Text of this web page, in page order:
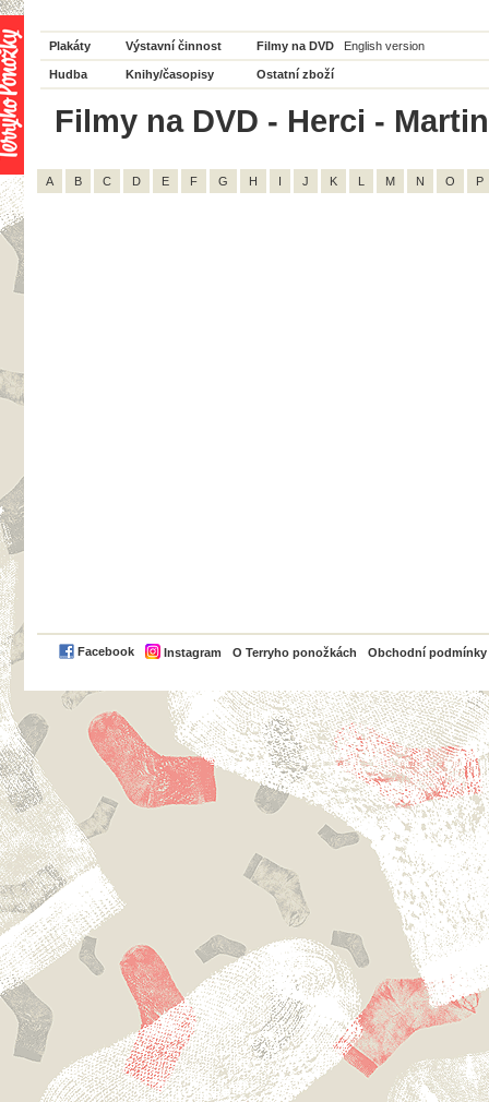
Plakáty Výstavní činnost Filmy na DVD English version
Hudba Knihy/časopisy Ostatní zboží
Filmy na DVD - Herci -
A B C D E F G H I J K L M N O P
Facebook Instagram O Terryho ponožkách Obchodní podmínky
PayPal